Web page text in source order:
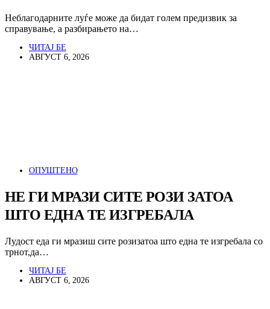
Неблагодарните луѓе може да бидат голем предизвик за
справување, а разбирањето на…
ЧИТАЈ БЕ
АВГУСТ 6, 2026
ОПУШТЕНО
НЕ ГИ МРАЗИ СИТЕ РОЗИ ЗАТОА
ШТО ЕДНА ТЕ ИЗГРЕБАЛА
Лудост еда ги мразиш сите розизатоа што една те изгребала со
трнот,да…
ЧИТАЈ БЕ
АВГУСТ 6, 2026